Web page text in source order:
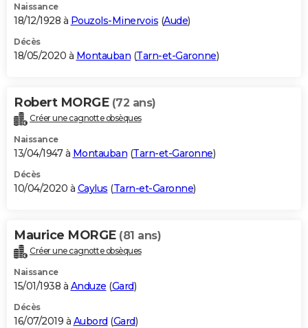
Naissance
18/12/1928 à Pouzols-Minervois (Aude)
Décès
18/05/2020 à Montauban (Tarn-et-Garonne)
Robert MORGE (72 ans)
Créer une cagnotte obsèques
Naissance
13/04/1947 à Montauban (Tarn-et-Garonne)
Décès
10/04/2020 à Caylus (Tarn-et-Garonne)
Maurice MORGE (81 ans)
Créer une cagnotte obsèques
Naissance
15/01/1938 à Anduze (Gard)
Décès
16/07/2019 à Aubord (Gard)